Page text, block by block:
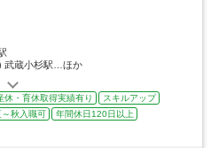
武蔵小杉駅…ほか
休・育休取得実績有り
スキルアップ
～秋入職可
年間休日120日以上